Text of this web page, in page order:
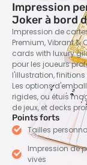
Impression
Joker à bord
Impression de
Premium, Vibrant &
cards with luxury
pour les joueurs
l'illustration,
Les options
rigides, ou étuis
de jeux, et decks
Points forts
Tailles
Impression de
vives